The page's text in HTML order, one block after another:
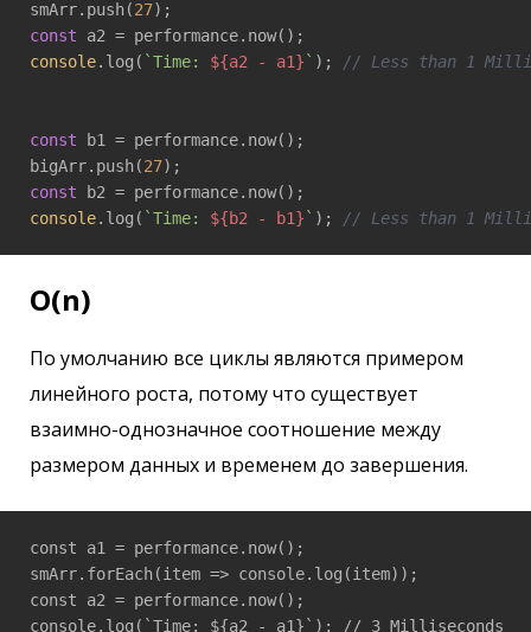
smArr.push(27
const
console.log( `Time: ${a2 - a1} ` ); // Less than 1
const b1 = performance.now();
bigArr.push(27
const
console.log( `Time: ${b2 - b1} ` ); // Less than 1
O(n)
По умолчанию все циклы являются примером
линейного роста, потому что существует
взаимно-однозначное соотношение между
размером данных и временем до завершения.
const a1 = performance.now();
smArr.forEach(item => console.log(item));
const a2 = performance.now();
console.log(`Time: ${a2 - a1}`); // 3 Milliseconds